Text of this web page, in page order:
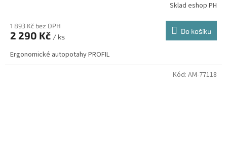
Sklad eshop PH
1 893 Kč bez DPH
2 290 Kč / ks
Do košíku
Ergonomické autopotahy PROFIL
Kód: AM-77118